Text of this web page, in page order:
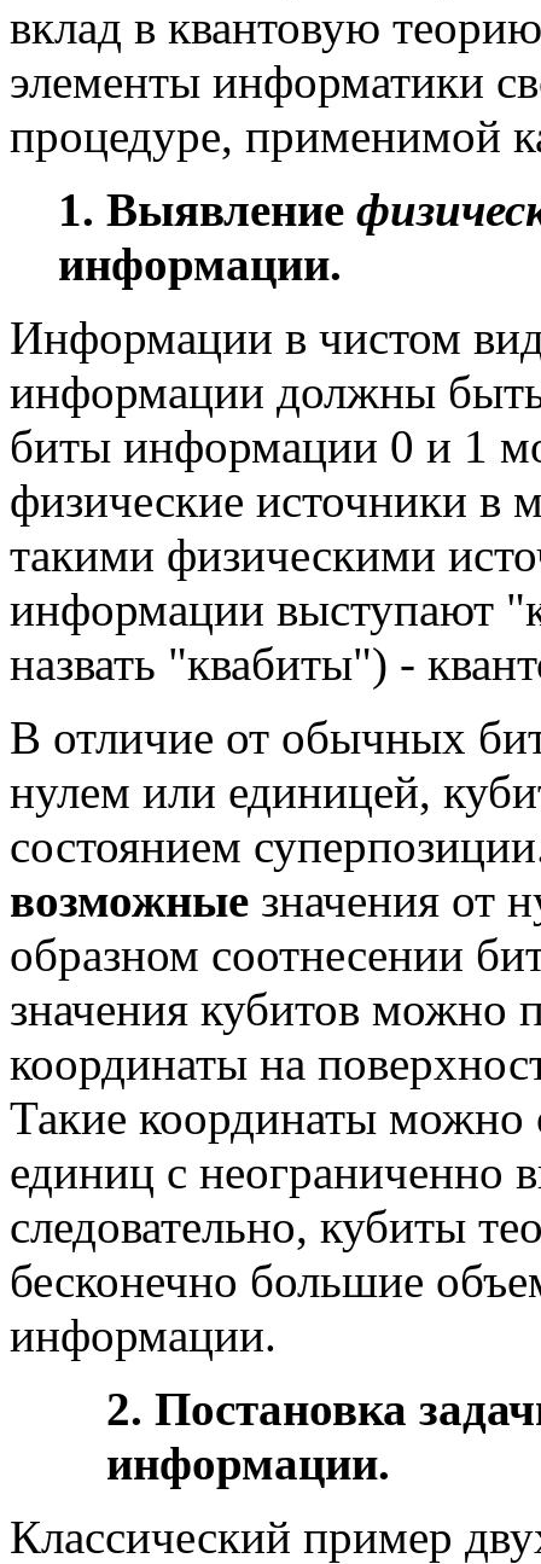
вклад в квантовую
элементы информатики
процедуре, применимой
1. Выявление
информации.
Информации в чистом
информации должны
биты информации 0 и 1
физические источники
такими физическими
информации выступают
назвать "квабиты") -
В отличие от обычных
нулем или единицей,
состоянием
возможные значения от
образном соотнесении
значения кубитов можно
координаты на
Такие координаты
единиц с неограниченно
следовательно, кубиты
бесконечно большие
информации.
2. Постановка
информации.
Классический пример